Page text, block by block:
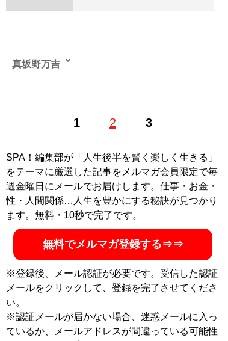
1 2 3
真坂野万吉
中年タクシードライバー
記事一覧へ
SPA！編集部が「人生後半を賢く楽しく生きる」
をテーマに厳選した記事をメルマガ会員限定で毎
週金曜日にメールでお届けします。仕事・お金・
性・人間関係…人生を豊かにする秘訣が見つかり
ます。無料・10秒で完了です。
無料でメルマガ登録する⇒⇒
※登録後、メール認証が必要です。受信した認証
メールをクリックして、登録を完了させてくださ
い。
※認証メールが届かない場合、迷惑メールに入っ
ているか、メールアドレスが間違っている可能性